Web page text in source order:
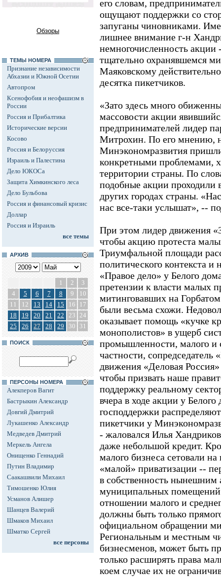
Обзоры
ТЕМЫ НОМЕРА
Признание независимости
Абхазии и Южной Осетии
Автопром
Ксенофобия и неофашизм в
России
Россия и Прибалтика
Исторические версии
Косово
Россия и Белоруссия
Израиль и Палестина
Дело ЮКОСа
Защита Химкинского леса
Дело Бульбова
Россия и финансовый кризис
Доллар
Россия и Израиль
все темы
АРХИВ
1 2
3
4
5 6 7 8 9
10
11
12 13 14 15 16
17
18
19 20 21 22 23 24
25
26 27 28 29 30 31
ПОИСК
ПЕРСОНЫ НОМЕРА
Алекперов Вагит
Бастрыкин Александр
Довгий Дмитрий
Лукашенко Александр
Медведев Дмитрий
Меркель Ангела
Онищенко Геннадий
Путин Владимир
Саакашвили Михаил
Тимошенко Юлия
Усманов Алишер
Шанцев Валерий
Шмаков Михаил
Шматко Сергей
все персоны
его словам,
ощущают поддержки со
запуганы чиновниками.
лишнее внимание г-н
немногочисленность
тщательно охранявшемся
Маяковскому
десятка пикетчиков.
«Зато здесь много
массовости акции
предпринимателей лидер
Митрохин. По его мнению,
Минэкономразвития
конкретными проблемами,
территории страны. По
подобные акции проходили
других городах страны.
нас все-таки услышат», --
При этом лидер движения
чтобы акцию протеста
Триумфальной площади
политического контекста
«Правое дело» у Белого
претензии к власти малых
митинговавших на
были весьма схожи.
оказывает помощь «кучке
монополистов» в ущерб
промышленности, малого и
частности, сопредседатель
движения «Деловая
чтобы призвать наше
поддержку реальному
вчера в ходе акции у
господдержки
пикетчики у
- жаловался Илья
даже небольшой кредит.
малого бизнеса сетовали
«малой» приватизации --
в собственность
муниципальных
отношении малого и
должны быть только
официальном обращении
Региональным и местным
бизнесменов, может быть
только расширять права
коем случае их не